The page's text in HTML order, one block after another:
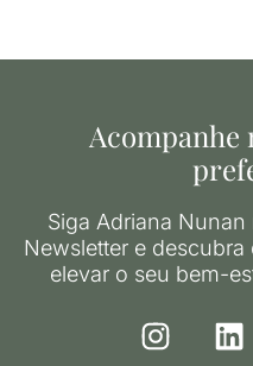
Acompanhe
Siga Adriana
Newsletter e
elevar o seu bem-